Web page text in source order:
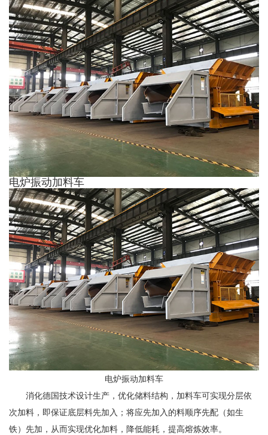
电炉振动加料车
电炉振动加料车
消化德国技术设计生产，优化储料结构，加料车可实现分层依
次加料，即保证底层料先加入；将应先加入的料顺序先配（如生
铁）先加，从而实现优化加料，降低能耗，提高熔炼效率。